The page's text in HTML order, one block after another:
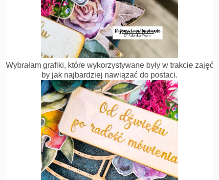
Wybrałam grafiki, które wykorzystywane były w trakcie zajęć
by jak najbardziej nawiązać do postaci.